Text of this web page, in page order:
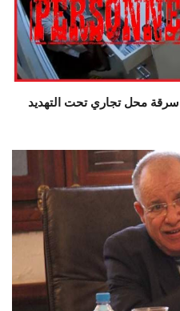
محل تجاري تحت التهديد